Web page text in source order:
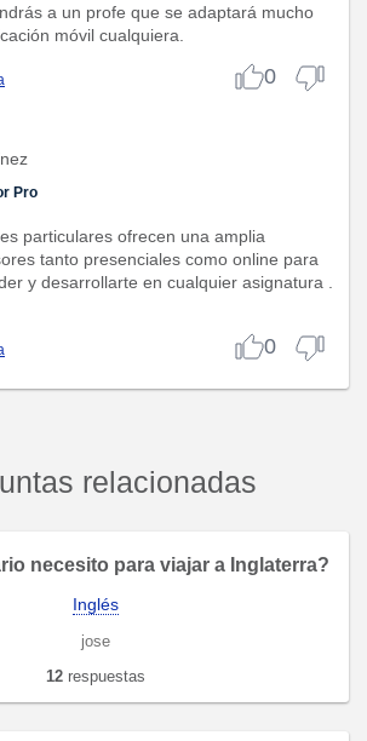
a un profe que se adaptará mucho
móvil cualquiera.
0
Pro
particulares ofrecen una amplia
tanto presenciales como online para
y desarrollarte en cualquier asignatura .
0
relacionadas
necesito para viajar a Inglaterra?
Inglés
jose
12 respuestas